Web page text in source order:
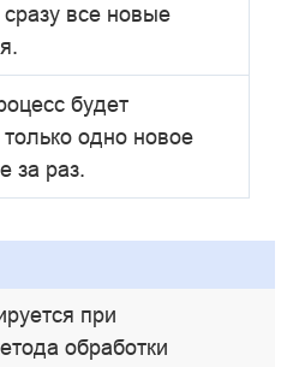
все новые
будет
одно новое
за раз.
при
обработки